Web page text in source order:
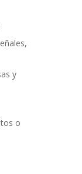
y
o